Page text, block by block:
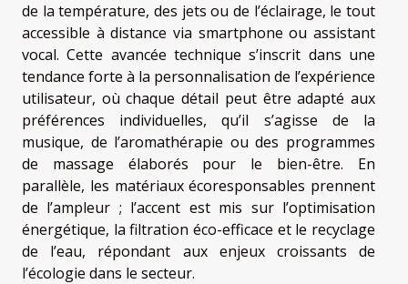
de la température, des jets ou de l’éclairage, le tout
accessible à distance via smartphone ou assistant
vocal. Cette avancée technique s’inscrit dans une
tendance forte à la personnalisation de l’expérience
utilisateur, où chaque détail peut être adapté aux
préférences individuelles, qu’il s’agisse de la
musique, de l’aromathérapie ou des programmes
de massage élaborés pour le bien-être. En
parallèle, les matériaux écoresponsables prennent
de l’ampleur ; l’accent est mis sur l’optimisation
énergétique, la filtration éco-efficace et le recyclage
de l’eau, répondant aux enjeux croissants de
l’écologie dans le secteur.